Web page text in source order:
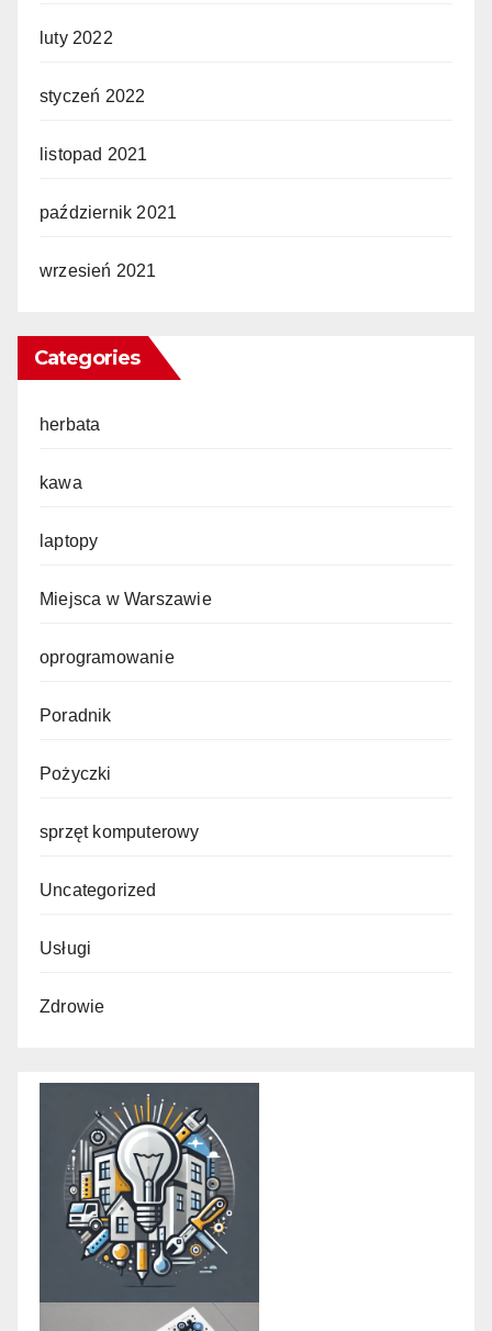
luty 2022
styczeń 2022
listopad 2021
październik 2021
wrzesień 2021
Categories
herbata
kawa
laptopy
Miejsca w Warszawie
oprogramowanie
Poradnik
Pożyczki
sprzęt komputerowy
Uncategorized
Usługi
Zdrowie